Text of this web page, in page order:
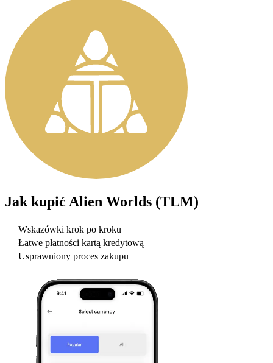
Jak kupić Alien Worlds (TLM)
Wskazówki krok po kroku
Łatwe płatności kartą kredytową
Usprawniony proces zakupu